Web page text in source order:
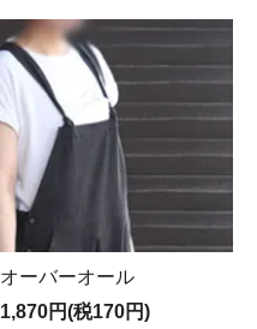
オーバーオール
1,870円(税170円)